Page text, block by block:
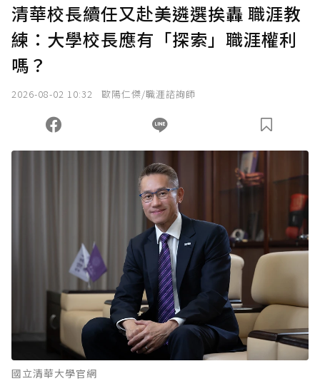
清華校長續任又赴美遴選挨轟 職涯教
練：大學校長應有「探索」職涯權利
嗎？
2026-08-02 10:32 歐陽仁傑/職涯諮詢師
國立清華大學官網